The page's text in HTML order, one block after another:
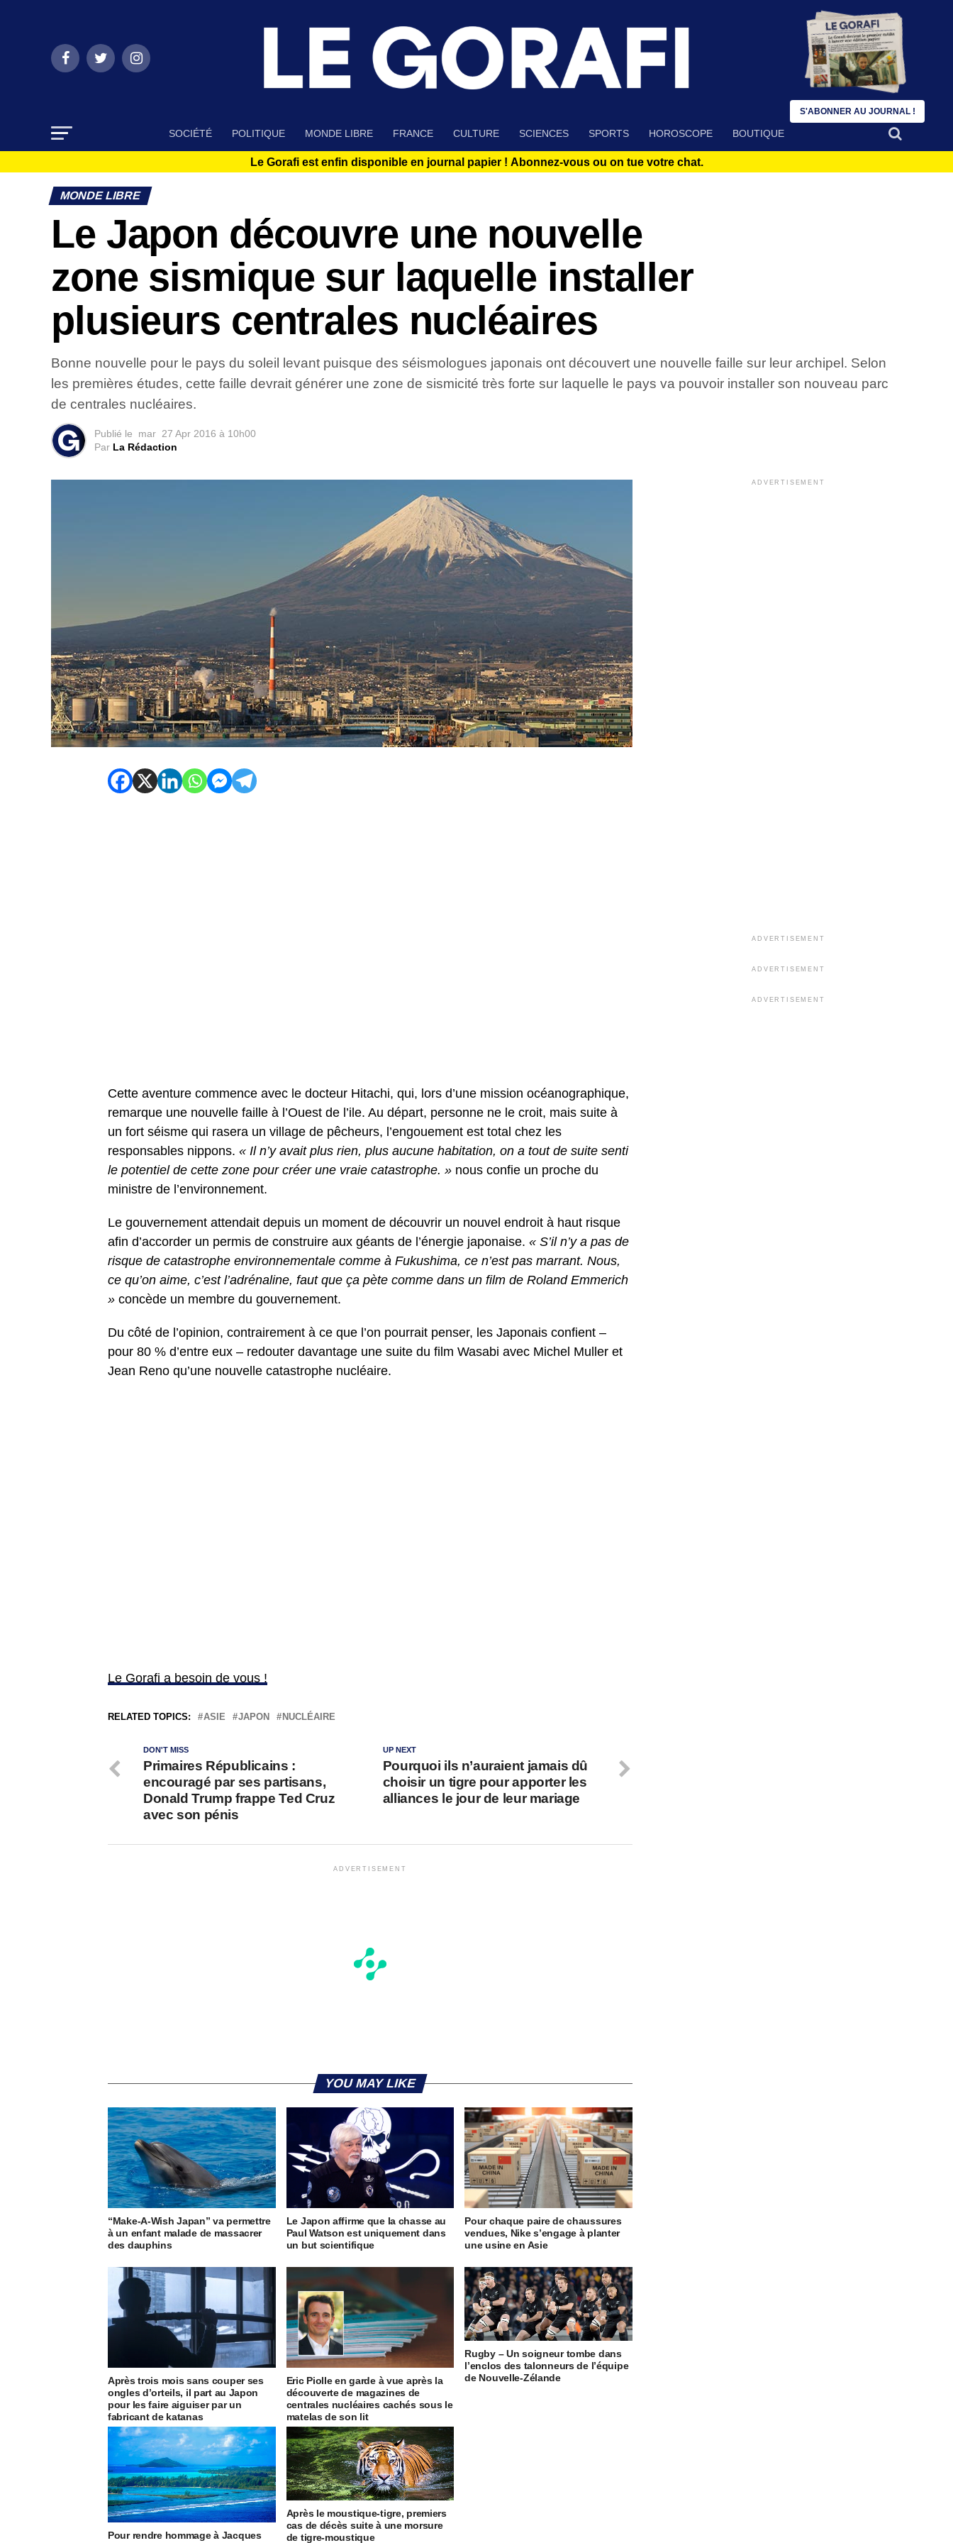
SOCIÉTÉ POLITIQUE MONDE LIBRE FRANCE CULTURE SCIENCES SPORTS HOROSCOPE BOUTIQUE
Le Gorafi est enfin disponible en journal papier ! Abonnez-vous ou on tue votre chat.
MONDE LIBRE
Le Japon découvre une nouvelle
zone sismique sur laquelle installer
plusieurs centrales nucléaires
Bonne nouvelle pour le pays du soleil levant puisque des séismologues japonais ont découvert une nouvelle faille sur leur archipel. Selon
les premières études, cette faille devrait générer une zone de sismicité très forte sur laquelle le pays va pouvoir installer son nouveau parc
de centrales nucléaires.
Publié le mar 27 Apr 2016 à 10h00
Par La Rédaction
Cette aventure commence avec le docteur Hitachi, qui, lors d’une mission océanographique,
remarque une nouvelle faille à l’Ouest de l’ile. Au départ, personne ne le croit, mais suite à
un fort séisme qui rasera un village de pêcheurs, l’engouement est total chez les
responsables nippons. « Il n’y avait plus rien, plus aucune habitation, on a tout de suite senti
le potentiel de cette zone pour créer une vraie catastrophe. » nous confie un proche du
ministre de l’environnement.
Le gouvernement attendait depuis un moment de découvrir un nouvel endroit à haut risque
afin d’accorder un permis de construire aux géants de l’énergie japonaise. « S’il n’y a pas de
risque de catastrophe environnementale comme à Fukushima, ce n’est pas marrant. Nous,
ce qu’on aime, c’est l’adrénaline, faut que ça pète comme dans un film de Roland Emmerich
» concède un membre du gouvernement.
Du côté de l’opinion, contrairement à ce que l’on pourrait penser, les Japonais confient –
pour 80 % d’entre eux – redouter davantage une suite du film Wasabi avec Michel Muller et
Jean Reno qu’une nouvelle catastrophe nucléaire.
Le Gorafi a besoin de vous !
RELATED TOPICS: ASIE JAPON NUCLÉAIRE
UP NEXT
Pourquoi ils n’auraient jamais dû
choisir un tigre pour apporter les
alliances le jour de leur mariage
DON'T MISS
Primaires Républicains :
encouragé par ses partisans,
Donald Trump frappe Ted Cruz
avec son pénis
ADVERTISEMENT
YOU MAY LIKE
“Make-A-Wish Japan” va permettre
à un enfant malade de massacrer
des dauphins
Le Japon affirme que la chasse au
Paul Watson est uniquement dans
un but scientifique
Pour chaque paire de chaussures
vendues, Nike s’engage à planter
une usine en Asie
Après trois mois sans couper ses
ongles d’orteils, il part au Japon
pour les faire aiguiser par un
fabricant de katanas
Eric Piolle en garde à vue après la
découverte de magazines de
centrales nucléaires cachés sous le
matelas de son lit
Rugby – Un soigneur tombe dans
l’enclos des talonneurs de l’équipe
de Nouvelle-Zélande
Pour rendre hommage à Jacques
Après le moustique-tigre, premiers
cas de décès suite à une morsure
de tigre-moustique
ADVERTISEMENT
ADVERTISEMENT
ADVERTISEMENT
ADVERTISEMENT
S'ABONNER AU JOURNAL !